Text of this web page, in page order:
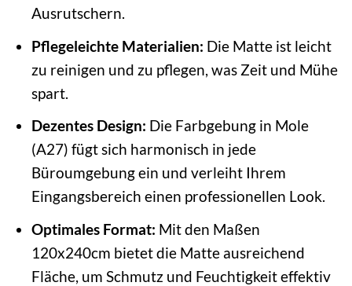
Ausrutschern.
Pflegeleichte Materialien: Die Matte ist leicht
zu reinigen und zu pflegen, was Zeit und Mühe
spart.
Dezentes Design: Die Farbgebung in Mole
(A27) fügt sich harmonisch in jede
Büroumgebung ein und verleiht Ihrem
Eingangsbereich einen professionellen Look.
Optimales Format: Mit den Maßen
120x240cm bietet die Matte ausreichend
Fläche, um Schmutz und Feuchtigkeit effektiv